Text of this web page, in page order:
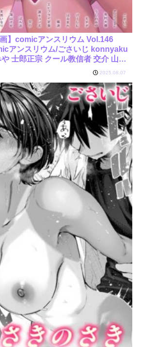
画】comicアンスリウム Vol.146
アンスリウム/ごさいじ konnyaku
士郎正宗 クール教信者 交介 山家
薙派 はるまれ 海山そぜ エビフラ
いなり/k568agotp09579
2025.08.07